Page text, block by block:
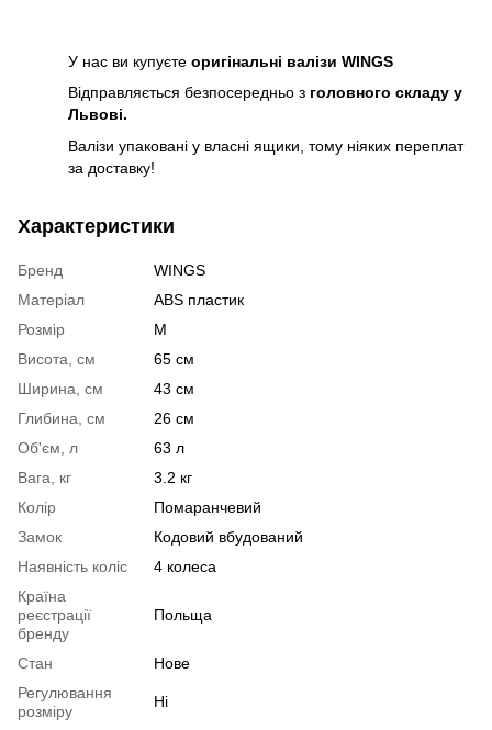
У нас ви купуєте оригінальні валізи WINGS
Відправляється безпосередньо з головного складу у
Львові.
Валізи упаковані у власні ящики, тому ніяких переплат
за доставку!
Характеристики
Бренд
WINGS
Матеріал
ABS пластик
Розмір
M
Висота, см
65 см
Ширина, см
43 см
Глибина, см
26 см
Об'єм, л
63 л
Вага, кг
3.2 кг
Колір
Помаранчевий
Замок
Кодовий вбудований
Наявність коліс
4 колеса
Країна
реєстрації
бренду
Польща
Стан
Нове
Регулювання
розміру
Ні